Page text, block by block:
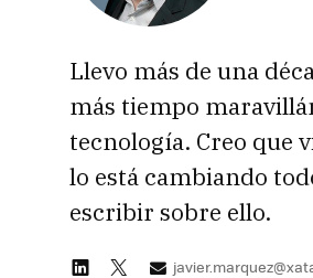
Llevo más de una
más tiempo
tecnología. Creo que
lo está cambiando
escribir sobre ello.